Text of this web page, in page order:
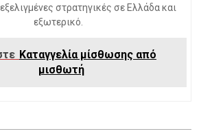
στρατηγικές σε Ελλάδα και
εξωτερικό.
Καταγγελία μίσθωσης από
μισθωτή